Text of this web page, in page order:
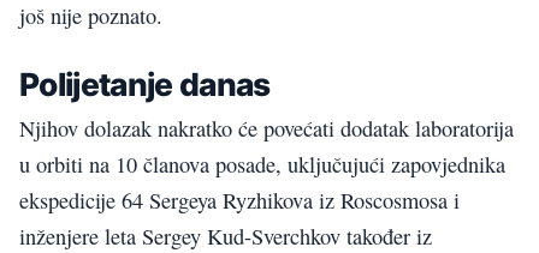
još nije poznato.
Polijetanje danas
Njihov dolazak nakratko će povećati dodatak laboratorija
u orbiti na 10 članova posade, uključujući zapovjednika
ekspedicije 64 Sergeya Ryzhikova iz Roscosmosa i
inženjere leta Sergey Kud-Sverchkov također iz